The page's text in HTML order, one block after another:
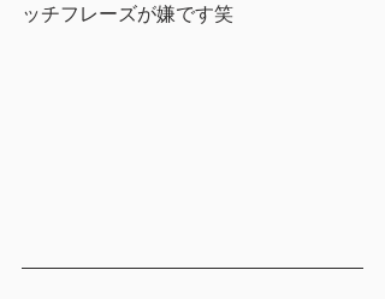
ッチフレーズが嫌です笑